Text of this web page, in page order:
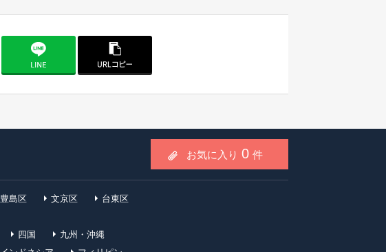
お気に入り 0 件
豊島区 文京区 台東区
四国 九州・沖縄